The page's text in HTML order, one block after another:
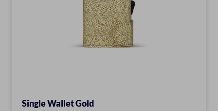
Single Wallet Gold